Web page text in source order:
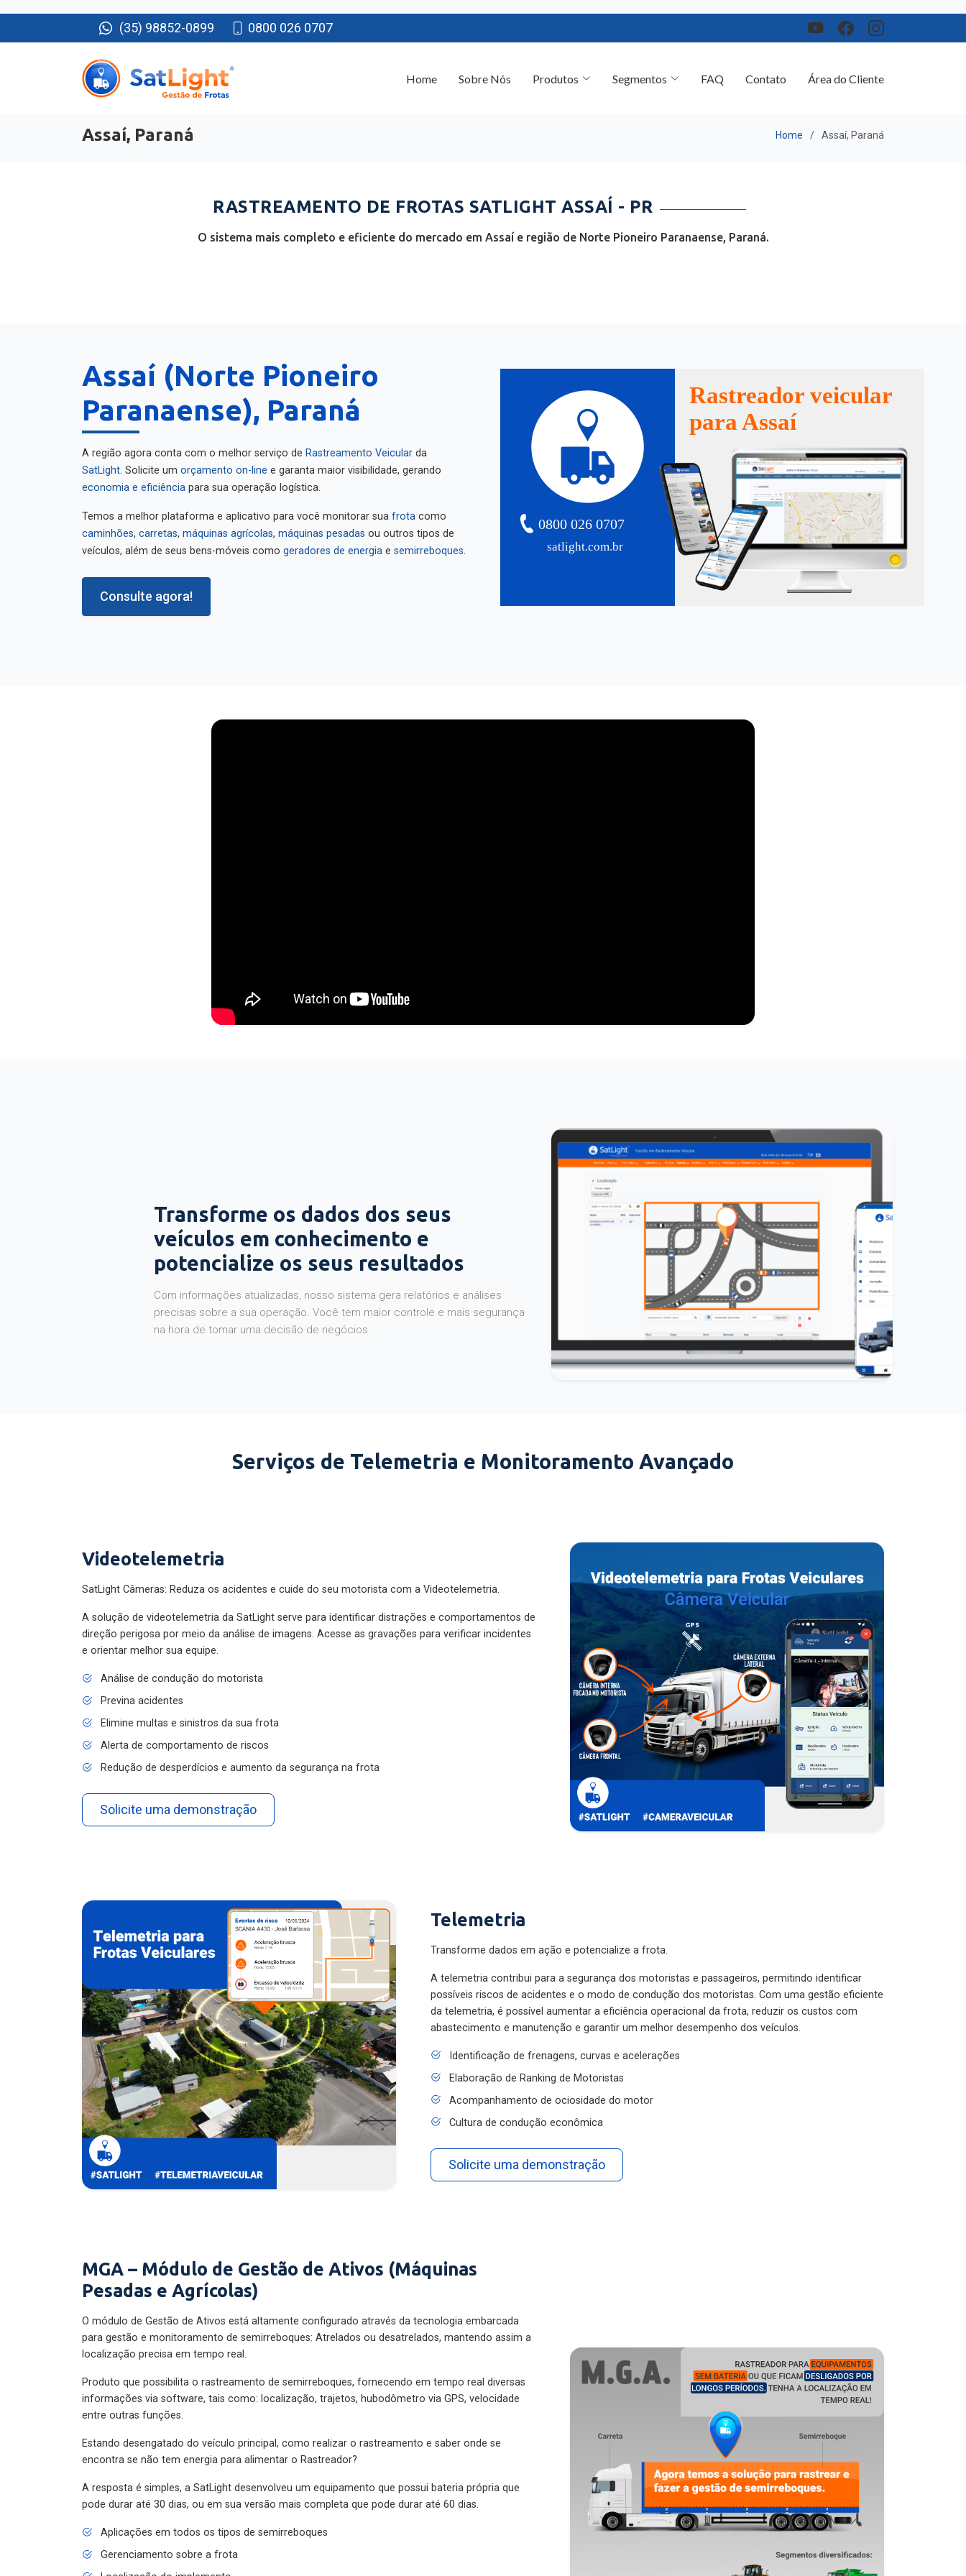
(35) 98852-0899 0800 026 0707
Assaí, Paraná
RASTREAMENTO DE FROTAS SATLIGHT ASSAÍ - PR
O sistema mais completo e eficiente do mercado em Assaí e região de Norte Pioneiro Paranaense, Paraná.
Assaí (Norte Pioneiro
Paranaense), Paraná
A região agora conta com o melhor serviço de Rastreamento Veicular
da
SatLight
. Solicite um orçamento on-line
e garanta maior visibilidade, gerando
economia e eficiência
para sua operação logística.
Temos a melhor plataforma e aplicativo para você monitorar sua frota
caminhões
máquinas agrícolas máquinas pesadas
ou outros tipos de
veículos, além de seus bens-móveis como
geradores de energia semirreboques
Consulte agora!
satlight.com.br
0800 026 0707
Rastreador veicular
para Assaí
Transforme os dados dos seus
veículos em conhecimento e
potencialize os seus resultados
Com informações atualizadas, nosso sistema gera relatórios e análises
precisas sobre a sua operação. Você tem maior controle e mais segurança
na hora de tomar uma decisão de negócios.
Serviços de Telemetria e Monitoramento Avançado
Videotelemetria
SatLight Câmeras: Reduza os acidentes e cuide do seu motorista com a Videotelemetria.
A solução de videotelemetria da SatLight serve para identificar distrações e comportamentos de
direção perigosa por meio da análise de imagens. Acesse as gravações para verificar incidentes
e orientar melhor sua equipe.
Análise de condução do motorista
Previna acidentes
Elimine multas e sinistros da sua frota
Alerta de comportamento de riscos
Redução de desperdícios e aumento da segurança na frota
Solicite uma demonstração
Telemetria
Transforme dados em ação e potencialize a frota.
A telemetria contribui para a segurança dos motoristas e passageiros, permitindo identificar
possíveis riscos de acidentes e o modo de condução dos motoristas. Com uma gestão eficiente
da telemetria, é possível aumentar a eficiência operacional da frota, reduzir os custos com
abastecimento e manutenção e garantir um melhor desempenho dos veículos.
Identificação de frenagens, curvas e acelerações
Elaboração de Ranking de Motoristas
Acompanhamento de ociosidade do motor
Cultura de condução econômica
Solicite uma demonstração
MGA – Módulo de Gestão de Ativos (Máquinas
Pesadas e Agrícolas)
O módulo de Gestão de Ativos está altamente configurado através da tecnologia embarcada
para gestão e monitoramento de semirreboques: Atrelados ou desatrelados, mantendo assim a
localização precisa em tempo real.
Produto que possibilita o rastreamento de semirreboques, fornecendo em tempo real diversas
informações via software, tais como: localização, trajetos, hubodômetro via GPS, velocidade
entre outras funções.
Estando desengatado do veículo principal, como realizar o rastreamento e saber onde se
encontra se não tem energia para alimentar o Rastreador?
A resposta é simples, a SatLight desenvolveu um equipamento que possui bateria própria que
pode durar até 30 dias, ou em sua versão mais completa que pode durar até 60 dias.
Aplicações em todos os tipos de semirreboques
Gerenciamento sobre a frota
Localização do implemento